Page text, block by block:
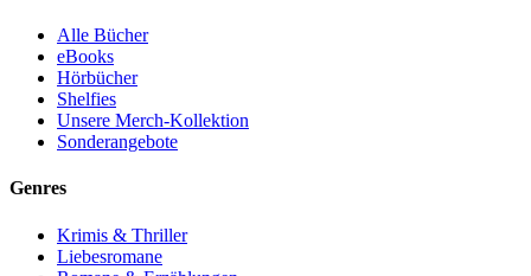
Alle Bücher
eBooks
Hörbücher
Shelfies
Unsere Merch-Kollektion
Sonderangebote
Genres
Krimis & Thriller
Liebesromane